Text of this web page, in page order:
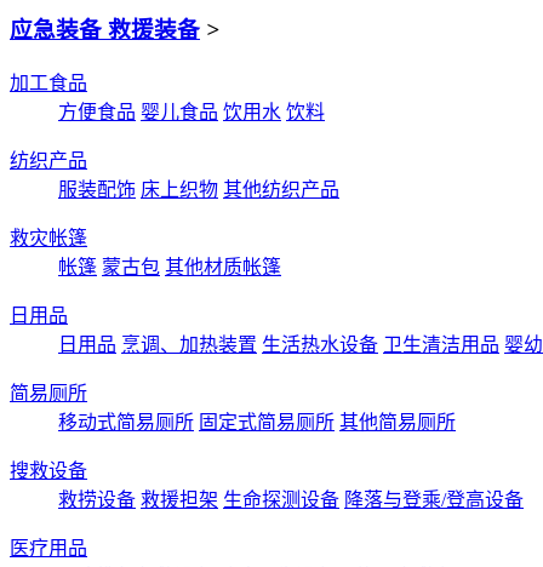
应急装备 救援装备 >
加工食品
方便食品 婴儿食品 饮用水 饮料
纺织产品
服装配饰 床上织物 其他纺织产品
救灾帐篷
帐篷 蒙古包 其他材质帐篷
日用品
日用品 烹调、加热装置 生活热水设备 卫生清洁用品 婴
简易厕所
移动式简易厕所 固定式简易厕所 其他简易厕所
搜救设备
救捞设备 救援担架 生命探测设备 降落与登乘/登高设备
医疗用品